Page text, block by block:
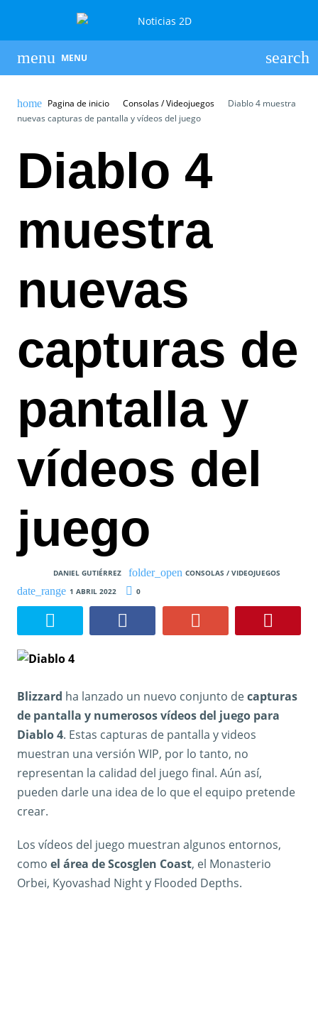
MENU
Pagina de inicio Consolas / Videojuegos
Diablo 4 muestra
nuevas capturas de pantalla y vídeos del juego
Diablo 4
muestra
nuevas
capturas de
pantalla y
vídeos del
juego
DANIEL GUTIÉRREZ
CONSOLAS / VIDEOJUEGOS
1 ABRIL 2022
0
Blizzard ha lanzado un nuevo conjunto decapturas
de pantalla y numerosos vídeos del juego para
Diablo 4. Estas capturas de pantalla y videos
muestran una versión WIP, por lo tanto, no
representan la calidad del juego final. Aún así,
pueden darle una idea de lo que el equipo pretende
crear.
Los vídeos del juego muestran algunos entornos,
como el área de Scosglen Coast, el Monasterio
Orbei, Kyovashad Night y Flooded Depths.